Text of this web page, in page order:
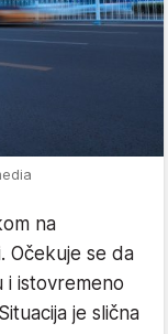
na
Očekuje se da
i istovremeno
je slična